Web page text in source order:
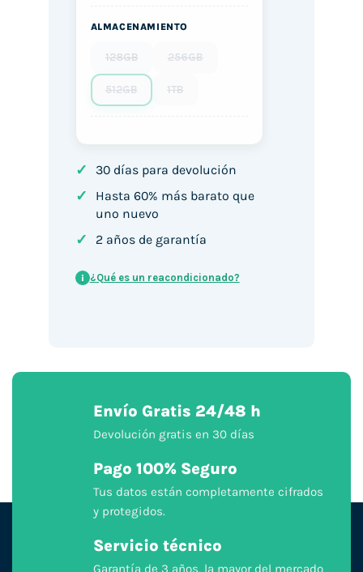
ALMACENAMIENTO
128GB 256GB
512GB 1TB
✓ 30 días para devolución
✓
Hasta 60% más barato que
uno nuevo
✓ 2 años de garantía
i ¿Qué es un reacondicionado?
Envío Gratis 24/48 h
Devolución gratis en 30 días
Pago 100% Seguro
Tus datos están completamente cifrados
y protegidos.
Servicio técnico
Garantía de 3 años, la mayor del mercado